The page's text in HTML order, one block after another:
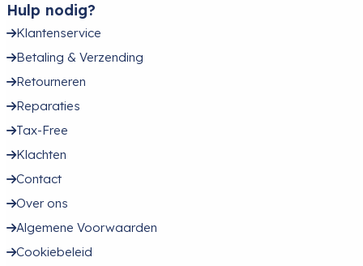
Hulp nodig?
Klantenservice
Betaling & Verzending
Retourneren
Reparaties
Tax-Free
Klachten
Contact
Over ons
Algemene Voorwaarden
Cookiebeleid